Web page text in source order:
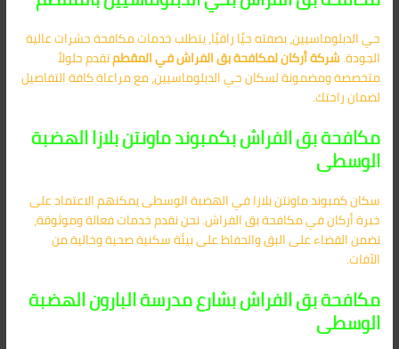
حي الدبلوماسيين، بصفته حيًا راقيًا، يتطلب خدمات مكافحة حشرات عالية
الجودة.شركة أركان لمكافحة بق الفراش في المقطمتقدم حلولاً
متخصصة ومضمونة لسكان حي الدبلوماسيين، مع مراعاة كافة التفاصيل
لضمان راحتك.
مكافحة بق الفراش بكمبوند ماونتن بلازا الهضبة
الوسطى
سكان كمبوند ماونتن بلازا في الهضبة الوسطى يمكنهم الاعتماد على
خبرة أركان في مكافحة بق الفراش. نحن نقدم خدمات فعالة وموثوقة،
تضمن القضاء على البق والحفاظ على بيئة سكنية صحية وخالية من
الآفات.
مكافحة بق الفراش بشارع مدرسة البارون الهضبة
الوسطى